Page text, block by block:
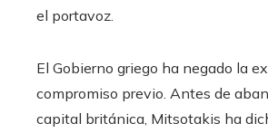
el portavoz.
El Gobierno griego ha negado la
compromiso previo. Antes de
capital británica, Mitsotakis ha